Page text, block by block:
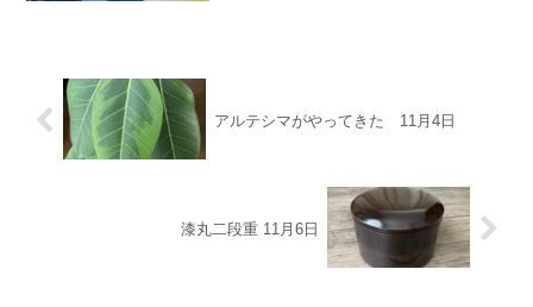
アルテシマがやってきた 11月4日
漆丸二段重 11月6日